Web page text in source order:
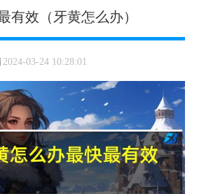
有效（牙黄怎么办）
2024-03-24 10:28:01